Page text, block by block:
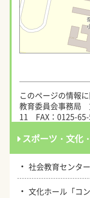
このページの情報
教育委員会事務局
11
FAX：0125-
スポーツ・文化
・社会教育センタ
・文化ホール「コ